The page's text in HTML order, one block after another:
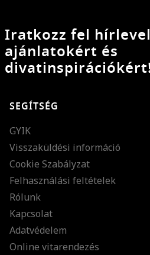
Iratkozz fel
ajánlatokért és
SEGÍTSÉG
GYIK
Visszaküldési információ
Cookie Szabályzat
Felhasználási feltételek
Rólunk
Kapcsolat
Adatvédelem
Online vitarendezés